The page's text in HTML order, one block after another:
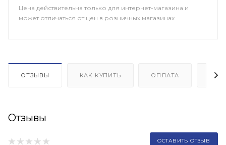
Цена действительна только для интернет-магазина и
может отличаться от цен в розничных магазинах
ОТЗЫВЫ КАК КУПИТЬ ОПЛАТА
Отзывы
ОСТАВИТЬ ОТЗЫВ